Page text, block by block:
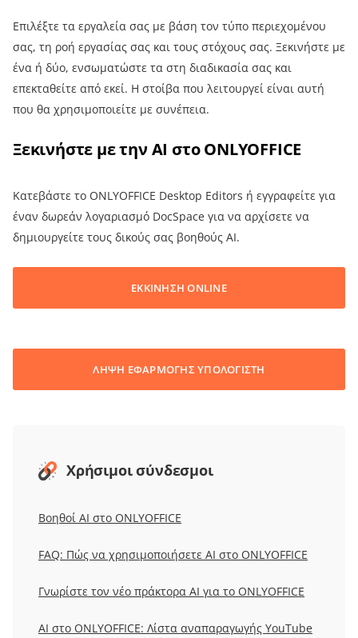
Επιλέξτε τα εργαλεία σας με βάση τον τύπο περιεχομένου
σας, τη ροή εργασίας σας και τους στόχους σας. Ξεκινήστε με
ένα ή δύο, ενσωματώστε τα στη διαδικασία σας και
επεκταθείτε από εκεί. Η στοίβα που λειτουργεί είναι αυτή
που θα χρησιμοποιείτε με συνέπεια.
Ξεκινήστε με την AI στο ONLYOFFICE
Κατεβάστε το ONLYOFFICE Desktop Editors ή εγγραφείτε για
έναν δωρεάν λογαριασμό DocSpace για να αρχίσετε να
δημιουργείτε τους δικούς σας βοηθούς AI.
ΕΚΚΙΝΗΣΗ ONLINE
ΛΗΨΗ ΕΦΑΡΜΟΓΗΣ ΥΠΟΛΟΓΙΣΤΗ
Χρήσιμοι σύνδεσμοι
Βοηθοί AI στο ONLYOFFICE
FAQ: Πώς να χρησιμοποιήσετε AI στο ONLYOFFICE
Γνωρίστε τον νέο πράκτορα AI για το ONLYOFFICE
AI στο ONLYOFFICE: Λίστα αναπαραγωγής YouTube